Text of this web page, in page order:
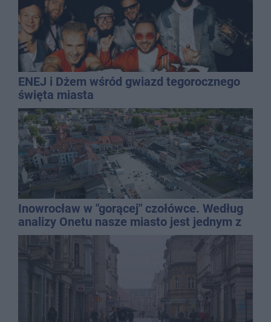
ENEJ i Dżem wśród gwiazd tegorocznego
święta miasta
Inowrocław w "gorącej" czołówce. Według
analizy Onetu nasze miasto jest jednym z
najbardziej narażonych na upały